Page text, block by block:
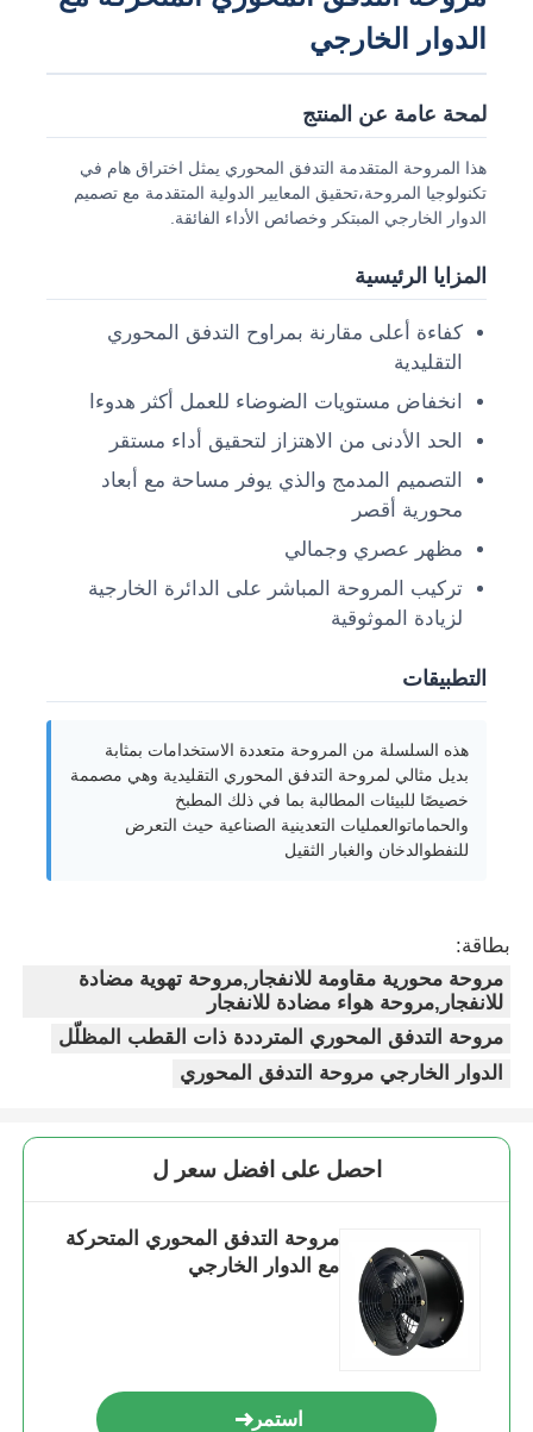
منزل
المنتجات
حول بنا
جولة في المعمل
ضبط الجودة
اتصل بنا
طلب اقتباس
ضوء إنذار مقاوم للانفجار
مروحة مقاومة للانفجار
غدد الكابلات المقاومة للانفجار
قابس ومقبس مقاوم للانفجار
الدوار الخارجي
لمحة عامة عن المنتج
هذا المروحة المتقدمة التدفق المحوري يمثل اختراق هام في
تكنولوجيا المروحة،تحقيق المعايير الدولية المتقدمة مع تصميم
الدوار الخارجي المبتكر وخصائص الأداء الفائقة.
المزايا الرئيسية
كفاءة أعلى مقارنة بمراوح التدفق المحوري
التقليدية
انخفاض مستويات الضوضاء للعمل أكثر هدوءا
الحد الأدنى من الاهتزاز لتحقيق أداء مستقر
التصميم المدمج والذي يوفر مساحة مع أبعاد
محورية أقصر
مظهر عصري وجمالي
تركيب المروحة المباشر على الدائرة الخارجية
لزيادة الموثوقية
التطبيقات
هذه السلسلة من المروحة متعددة الاستخدامات بمثابة
بديل مثالي لمروحة التدفق المحوري التقليدية وهي مصممة
خصيصًا للبيئات المطالبة بما في ذلك المطبخ
والحماماتوالعمليات التعدينية الصناعية حيث التعرض
للنفطوالدخان والغبار الثقيل
بطاقة:
مروحة محورية مقاومة للانفجار,مروحة تهوية مضادة
للانفجار,مروحة هواء مضادة للانفجار
مروحة التدفق المحوري المترددة ذات القطب المظلّل
الدوار الخارجي مروحة التدفق المحوري
احصل على افضل سعر ل
مروحة التدفق المحوري المتحركة
مع الدوار الخارجي
استمر